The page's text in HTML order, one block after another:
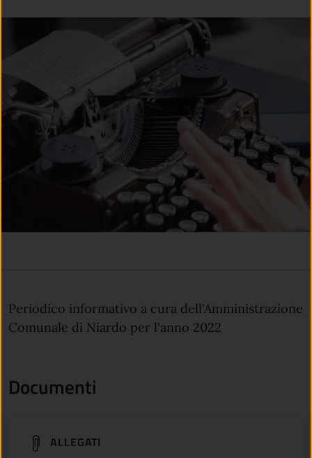
Periodico informativo a cura dell'Amministrazione
Comunale di Niardo per l'anno 2022
Documenti
ALLEGATI
(apre in un'altra scheda).